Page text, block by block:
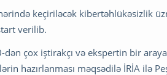
keçiriləcək kibertəhlükəsizlik
verilib.
çox iştirakçı və ekspertin bir
hazırlanması məqsədilə İRİA ilə